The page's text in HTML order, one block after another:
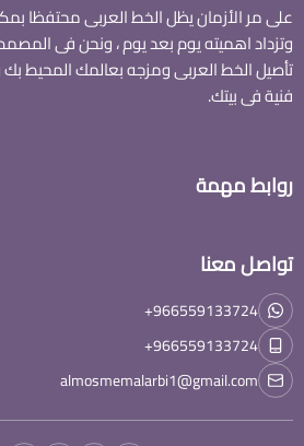
على مر الأزمان يظل الخط العربى محتفظا
وتزداد اهميته يوم بعد يوم ، ونحن فى
تأصيل الخط العربى ومزجه بعالمك المحيط
فنية فى بيتك.
روابط مهمة
تواصل معنا
+966559133724
+966559133724
almosmemalarbi1@gmail.com